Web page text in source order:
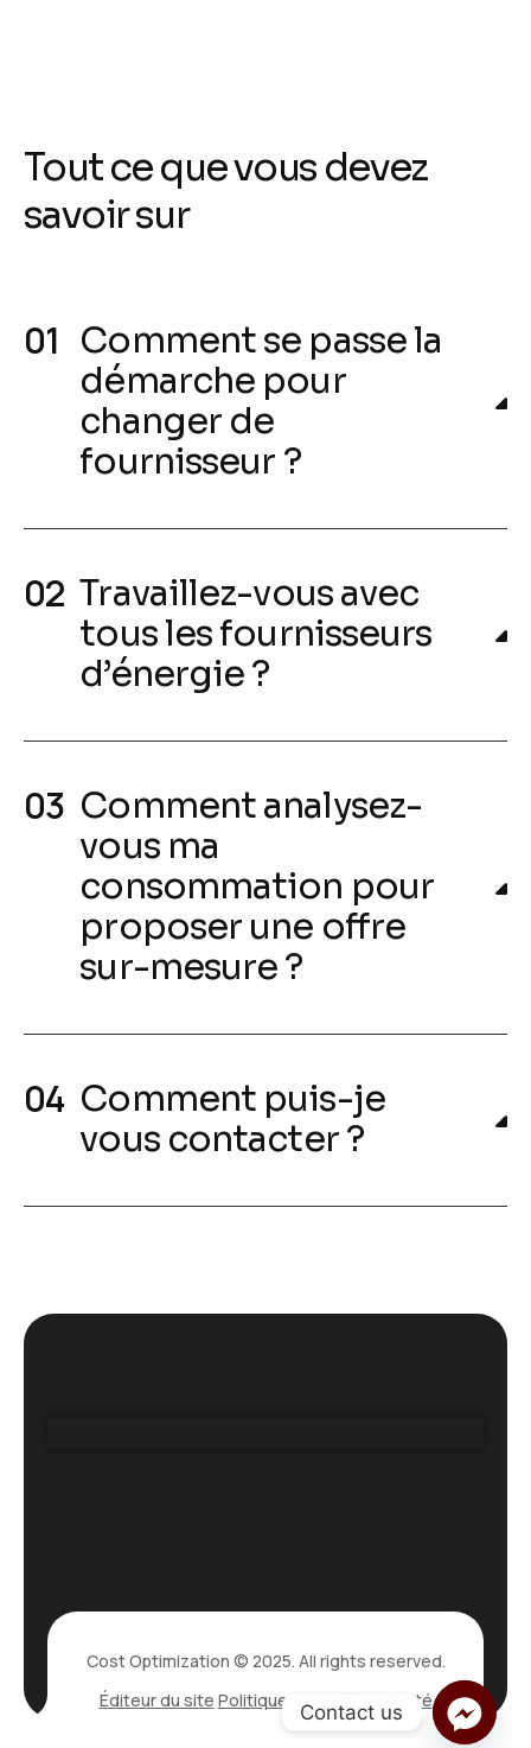
Tout ce que vous devez
savoir sur
Comment se passe la
démarche pour
changer de
fournisseur ?
Travaillez-vous avec
tous les fournisseurs
d’énergie ?
Comment analysez-
vous ma
consommation pour
proposer une offre
sur-mesure ?
Comment puis-je
vous contacter ?
Cost Optimization © 2025. All rights reserved.
Éditeur du site Politique de confidentialité
Contact us